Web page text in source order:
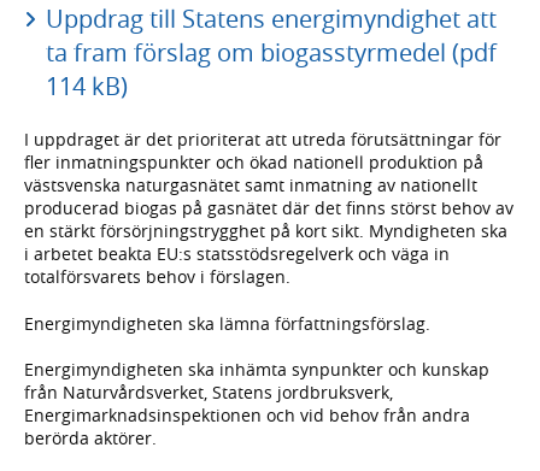
Uppdrag till Statens energimyndighet att
ta fram förslag om biogasstyrmedel (pdf
114 kB)
I uppdraget är det prioriterat att utreda förutsättningar för
fler inmatningspunkter och ökad nationell produktion på
västsvenska naturgasnätet samt inmatning av nationellt
producerad biogas på gasnätet där det finns störst behov av
en stärkt försörjningstrygghet på kort sikt. Myndigheten ska
i arbetet beakta EU:s statsstödsregelverk och väga in
totalförsvarets behov i förslagen.
Energimyndigheten ska lämna författningsförslag.
Energimyndigheten ska inhämta synpunkter och kunskap
från Naturvårdsverket, Statens jordbruksverk,
Energimarknadsinspektionen och vid behov från andra
berörda aktörer.